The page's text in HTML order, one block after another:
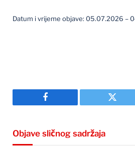
Datum i vrijeme objave: 05.07.2026 –
Facebook
Objave sličnog sadržaja